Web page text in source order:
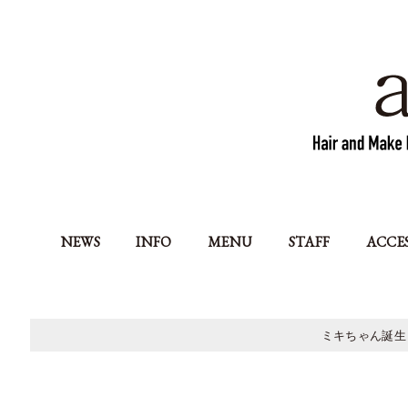
NEWS INFO MENU STAFF
ミキちゃん誕